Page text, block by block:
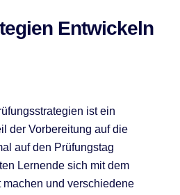
Entwickeln
ist ein
der Vorbereitung auf die
auf den Prüfungstag
Lernende sich mit dem
machen und verschiedene